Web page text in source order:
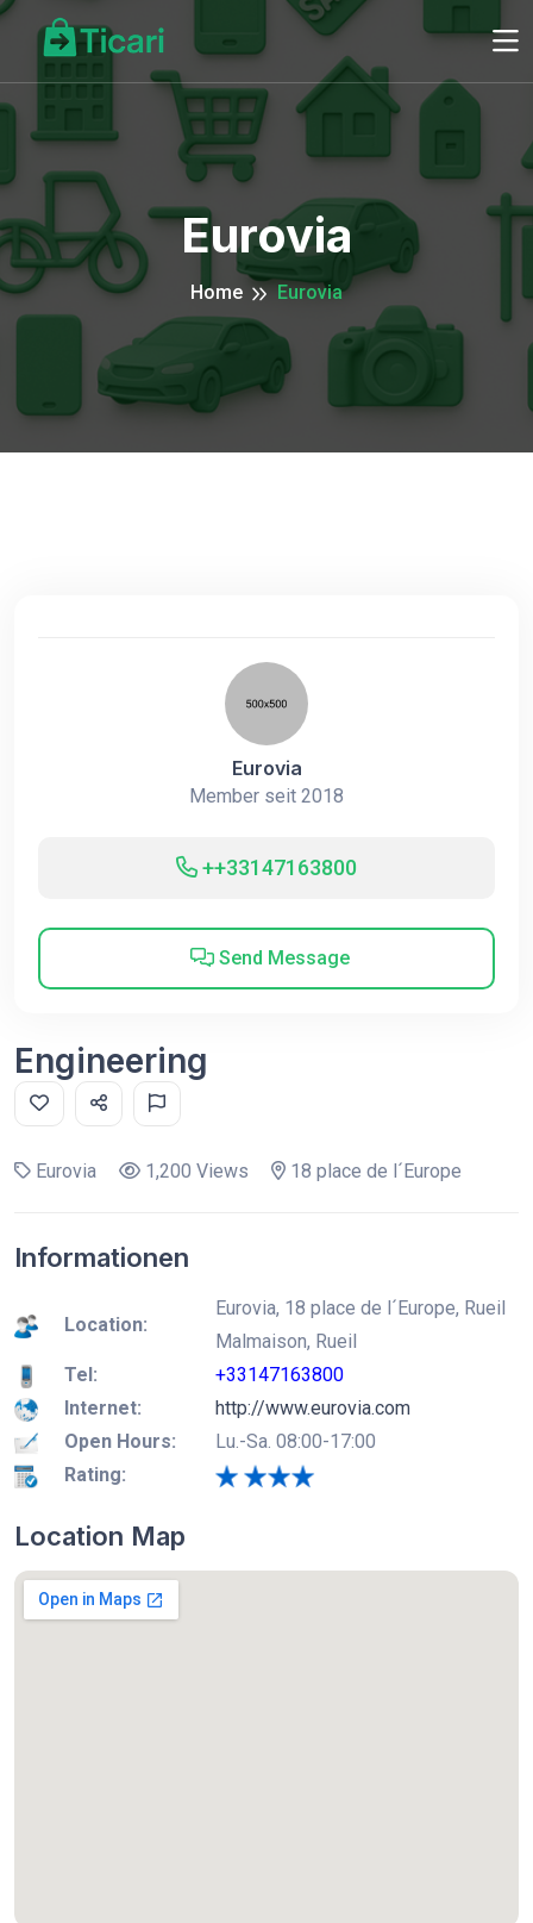
Eurovia
Home Eurovia
Eurovia
Member seit 2018
++33147163800
Send Message
Engineering
Eurovia 1,200 Views 18 place de l´Europe
Informationen
Location:
Eurovia, 18 place de l´Europe, Rueil
Malmaison, Rueil
Tel:
+33147163800
Internet:
http://www.eurovia.com
Open Hours:
Lu.-Sa. 08:00-17:00
Rating:
Location Map